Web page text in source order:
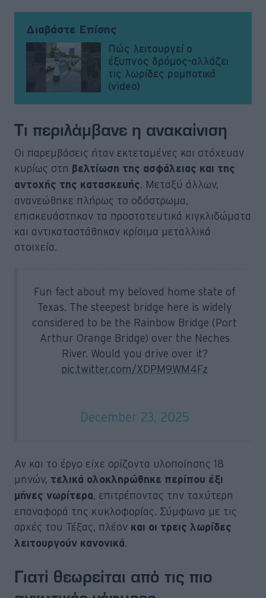
Διαβάστε Επίσης
Πώς λειτουργεί ο
έξυπνος δρόμος-αλλάζει
τις λωρίδες ρομποτικά
(video)
Τι περιλάμβανε η ανακαίνιση
Οι παρεμβάσεις ήταν εκτεταμένες και στόχευαν
κυρίως στη βελτίωση της ασφάλειας και της
αντοχής της κατασκευής. Μεταξύ άλλων,
ανανεώθηκε πλήρως το οδόστρωμα,
επισκευάστηκαν τα προστατευτικά κιγκλιδώματα
και αντικαταστάθηκαν κρίσιμα μεταλλικά
στοιχεία.
Fun fact about my beloved home state of
Texas. The steepest bridge here is widely
considered to be the Rainbow Bridge (Port
Arthur Orange Bridge) over the Neches
River. Would you drive over it?
pic.twitter.com/XDPM9WM4Fz
December 23, 2025
Αν και το έργο είχε ορίζοντα υλοποίησης 18
μηνών, τελικά ολοκληρώθηκε περίπου έξι
μήνες νωρίτερα, επιτρέποντας την ταχύτερη
επαναφορά της κυκλοφορίας. Σύμφωνα με τις
αρχές του Τέξας, πλέον και οι τρεις λωρίδες
λειτουργούν κανονικά.
Γιατί θεωρείται από τις πιο